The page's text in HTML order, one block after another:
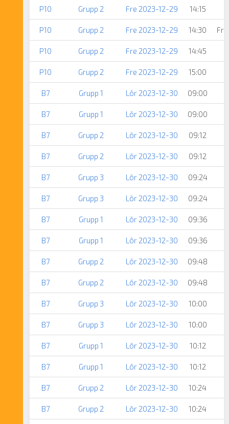
P10 Grupp 2 Fre 2023-12-29 14:15
P10 Grupp 2 Fre 2023-12-29 14:30
P10 Grupp 2 Fre 2023-12-29 14:45
P10 Grupp 2 Fre 2023-12-29 15:00
B7 Grupp 1 Lör 2023-12-30 09:00
B7 Grupp 1 Lör 2023-12-30 09:00
B7 Grupp 2 Lör 2023-12-30 09:12
B7 Grupp 2 Lör 2023-12-30 09:12
B7 Grupp 3 Lör 2023-12-30 09:24
B7 Grupp 3 Lör 2023-12-30 09:24
B7 Grupp 1 Lör 2023-12-30 09:36
B7 Grupp 1 Lör 2023-12-30 09:36
B7 Grupp 2 Lör 2023-12-30 09:48
B7 Grupp 2 Lör 2023-12-30 09:48
B7 Grupp 3 Lör 2023-12-30 10:00
B7 Grupp 3 Lör 2023-12-30 10:00
B7 Grupp 1 Lör 2023-12-30 10:12
B7 Grupp 1 Lör 2023-12-30 10:12
B7 Grupp 2 Lör 2023-12-30 10:24
B7 Grupp 2 Lör 2023-12-30 10:24